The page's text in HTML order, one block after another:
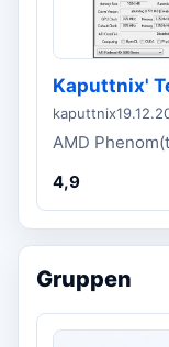
Kaputtnix'
kaputtnix
AMD
4,9
Gruppen